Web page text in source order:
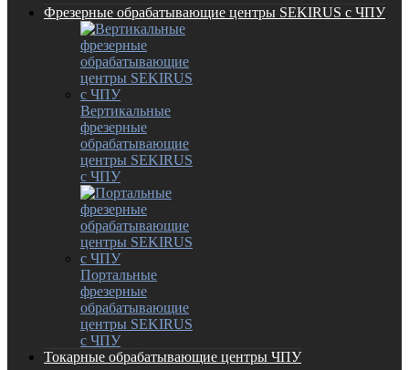
Фрезерные обрабатывающие центры SEKIRUS с ЧПУ
Вертикальные
фрезерные
обрабатывающие
центры SEKIRUS
с ЧПУ
Портальные
фрезерные
обрабатывающие
центры SEKIRUS
с ЧПУ
Токарные обрабатывающие центры ЧПУ